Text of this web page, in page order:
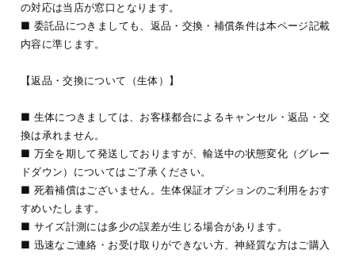
の対応は当店が窓口となります。
■ 委託品につきましても、返品・交換・補償条件は本ページ記載
内容に準じます。
【返品・交換について（生体）】
■ 生体につきましては、お客様都合によるキャンセル・返品・交
換は承れません。
■ 万全を期して発送しておりますが、輸送中の状態変化（グレー
ドダウン）についてはご了承ください。
■ 死着補償はございません。生体保証オプションのご利用をおす
すめいたします。
■ サイズ計測には多少の誤差が生じる場合があります。
■ 迅速なご連絡・お受け取りができない方、神経質な方はご購入